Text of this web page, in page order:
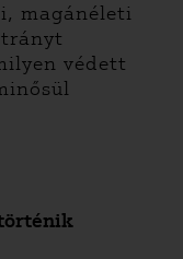
magánéleti
védett